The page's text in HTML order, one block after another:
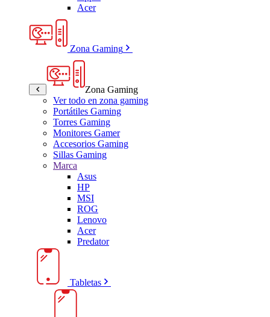
Acer
Zona Gaming
Zona Gaming
Ver todo en zona gaming
Portátiles Gaming
Torres Gaming
Monitores Gamer
Accesorios Gaming
Sillas Gaming
Marca
Asus
HP
MSI
ROG
Lenovo
Acer
Predator
Tabletas